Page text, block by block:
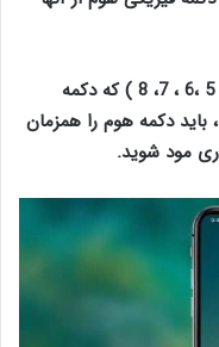
برای سایر آیفون هایی اعم از سری های ( 5 ،6 ، 7، 8 ) که دکمه
باید دکمه هوم را همزمان
مود شوید.